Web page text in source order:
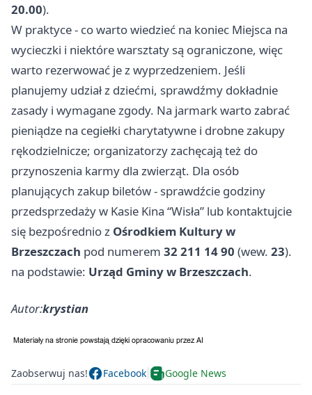
20.00).
W praktyce - co warto wiedzieć na koniec Miejsca na
wycieczki i niektóre warsztaty są ograniczone, więc
warto rezerwować je z wyprzedzeniem. Jeśli
planujemy udział z dziećmi, sprawdźmy dokładnie
zasady i wymagane zgody. Na jarmark warto zabrać
pieniądze na cegiełki charytatywne i drobne zakupy
rękodzielnicze; organizatorzy zachęcają też do
przynoszenia karmy dla zwierząt. Dla osób
planujących zakup biletów - sprawdźcie godziny
przedsprzedaży w Kasie Kina “Wisła” lub kontaktujcie
się bezpośrednio z Ośrodkiem Kultury w
Brzeszczach pod numerem 32 211 14 90 (wew. 23).
na podstawie: Urząd Gminy w Brzeszczach.
Autor:krystian
Zaobserwuj nas! Facebook Google News